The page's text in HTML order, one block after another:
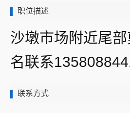
职位描述
沙墩市场附近尾
名联系
联系方式